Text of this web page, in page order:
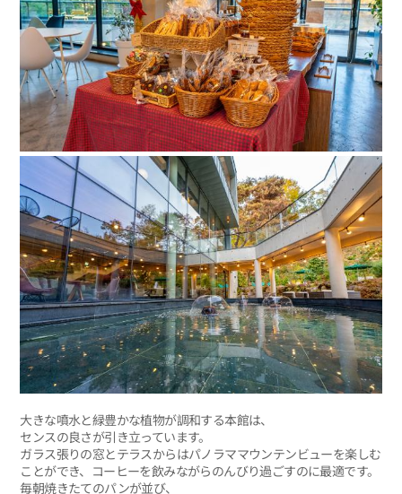
大きな噴水と緑豊かな植物が調和する本館は、
センスの良さが引き立っています。
ガラス張りの窓とテラスからはパノラママウンテンビューを楽しむ
ことができ、コーヒーを飲みながらのんびり過ごすのに最適です。
毎朝焼きたてのパンが並び、